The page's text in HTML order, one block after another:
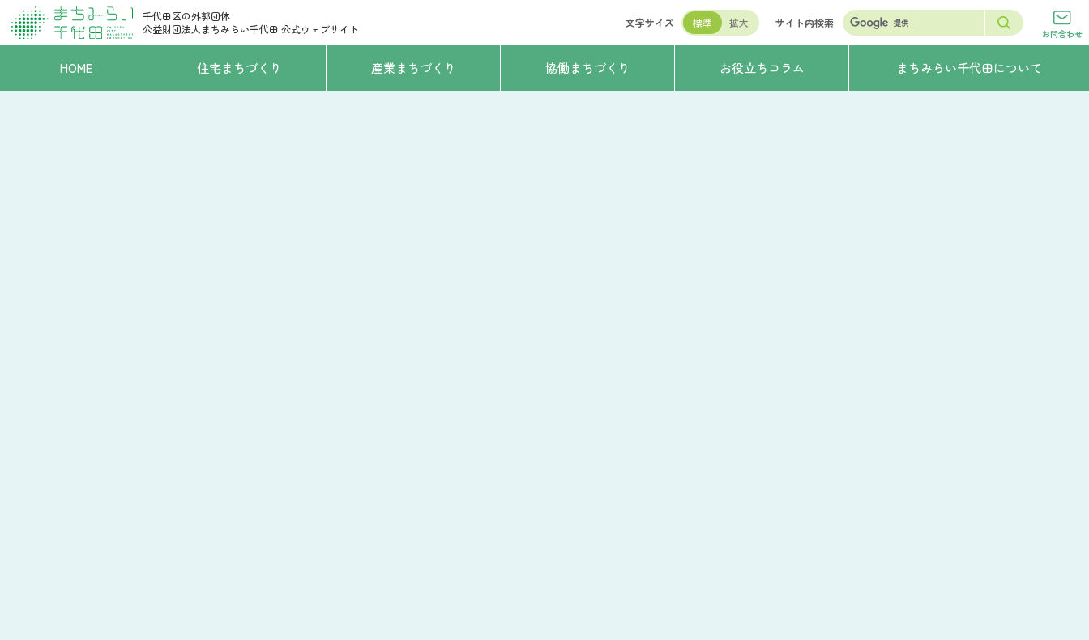
千代田区の外郭団体
公益財団法人まちみらい千代田 公式ウェブサイト 文字サイズ 標準 拡大 サイト内検索
お問合わせ
HOME 住宅まちづくり 産業まちづくり 協働まちづくり お役立ちコラム まちみらい千代田について